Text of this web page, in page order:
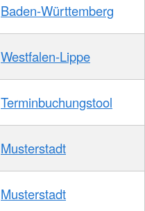
Baden-Württemberg
Westfalen-Lippe
Terminbuchungstool
Musterstadt
Musterstadt